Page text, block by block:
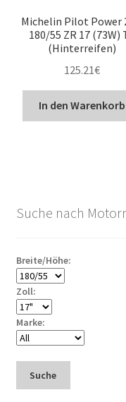
Michelin Pilot Power
180/55 ZR 17 (73W)
(Hinterreifen)
125.21€
In den Warenkorb
Suche nach
Breite/Höhe:
Zoll:
Marke:
Suche